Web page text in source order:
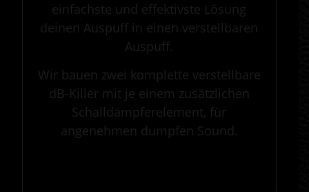
einfachste und effektivste Lösung
deinen Auspuff in einen verstellbaren
Auspuff.
Wir bauen zwei komplette verstellbare
dB-Killer mit je einem zusätzlichen
Schalldämpferelement, für
angenehmen dumpfen Sound.